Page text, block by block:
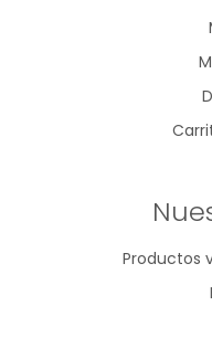
Productos